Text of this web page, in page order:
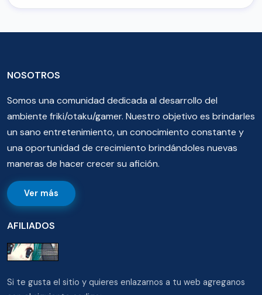
NOSOTROS
Somos una comunidad dedicada al desarrollo del
ambiente friki/otaku/gamer. Nuestro objetivo es brindarles
un sano entretenimiento, un conocimiento constante y
una oportunidad de crecimiento brindándoles nuevas
maneras de hacer crecer su afición.
Ver más
AFILIADOS
Si te gusta el sitio y quieres enlazarnos a tu web agreganos